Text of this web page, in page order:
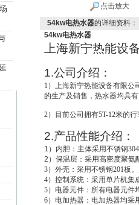
点击放大
54kw电热水器的详细资料：
54kw电热水器
上海新宁热能设
1.公司介绍：
1 ）上海新宁热能设备有限公
的生产及销售，热水器均具
2）目前公司拥有5T-12米的
2.产品性能介绍：
1 ） 内胆：主体采用不锈钢
2 ） 保温层：采用高密度聚氨
3）外壳：采用不锈钢201板
4）控制系统：采用单片机集
5）电器元件：所有电器元件
6）电加热器：电加热器均采